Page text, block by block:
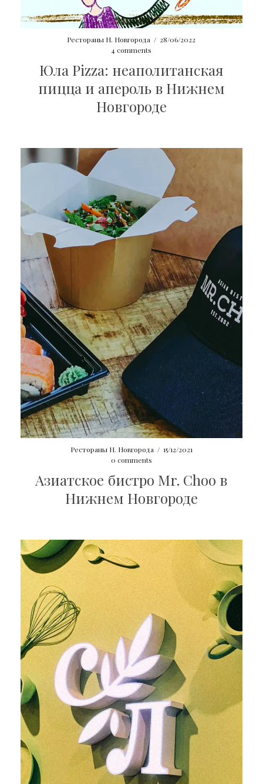
Рестораны Н. Новгорода / 28/06/2022
4 comments
Юла Pizza: неаполитанская
пицца и апероль в Нижнем
Новгороде
Рестораны Н. Новгорода / 15/12/2021
0 comments
Азиатское бистро Mr. Choo в
Нижнем Новгороде